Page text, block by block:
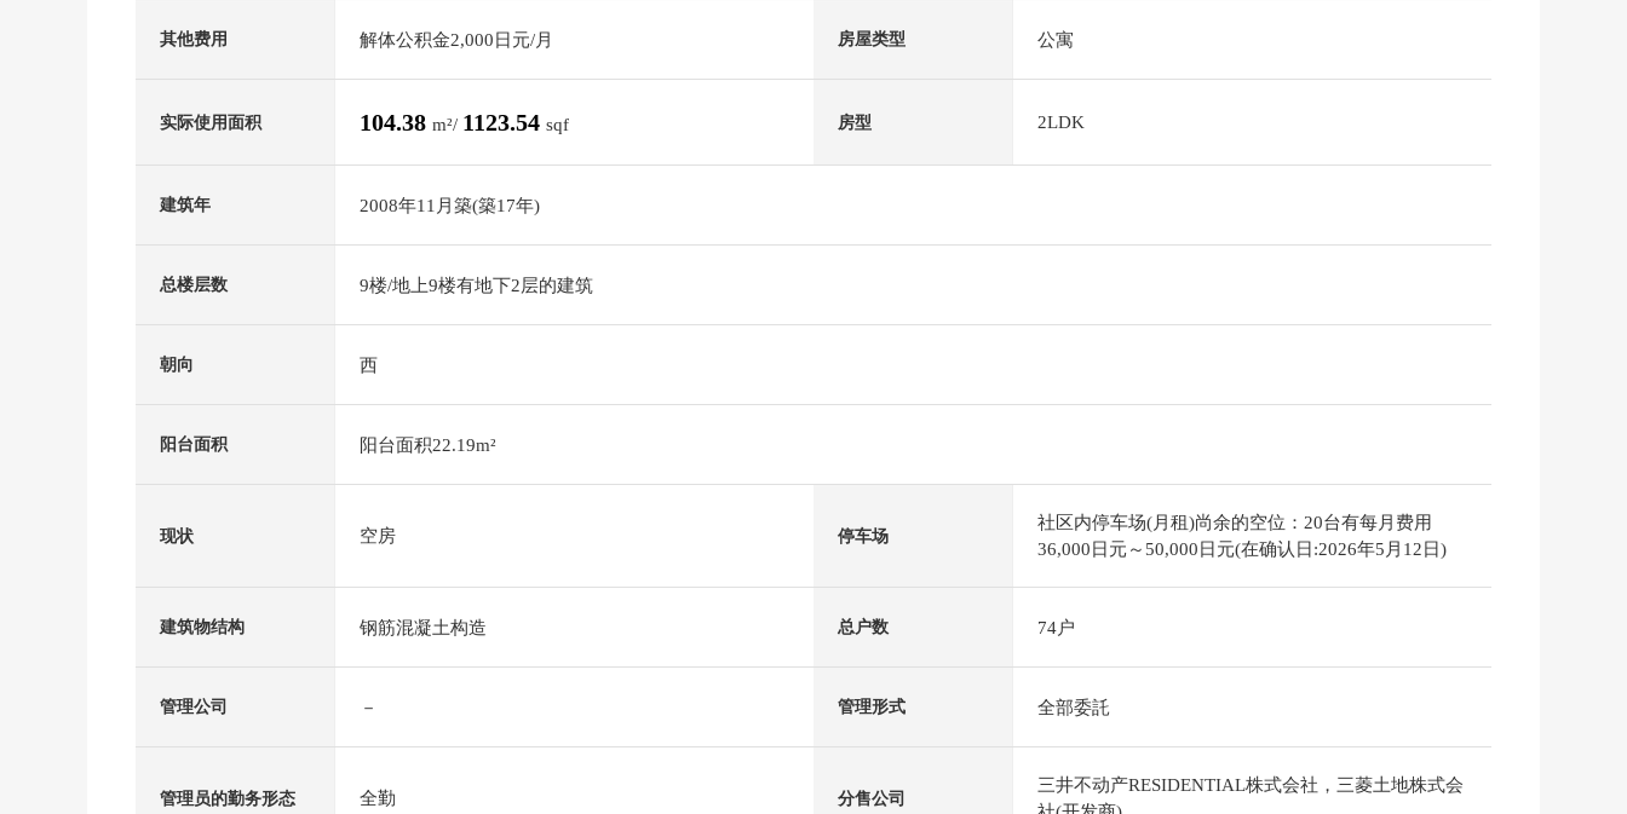
其他费用 解体公积金2,000日元/月 房屋类型 公寓
实际使用面积 104.38 m²/ 1123.54 sqf 房型 2LDK
建筑年 2008年11月築(築17年)
总楼层数 9楼/地上9楼有地下2层的建筑
朝向 西
阳台面积 阳台面积22.19m²
现状 空房 停车场
社区内停车场(月租)尚余的空位：20台有每月费用
36,000日元～50,000日元(在确认日:2026年5月12日)
建筑物结构 钢筋混凝土构造 总户数 74户
管理公司 － 管理形式 全部委託
管理员的勤务形态 全勤 分售公司
三井不动产RESIDENTIAL株式会社，三菱土地株式会